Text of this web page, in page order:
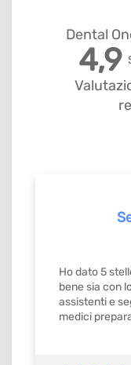
Dental
4,9
Ho dato 5
bene sia con
assistenti e
medici